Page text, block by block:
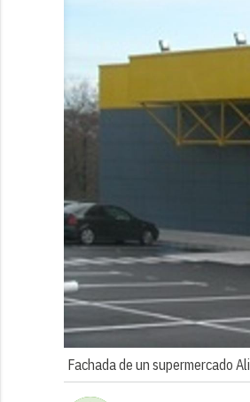
Fachada de un supermercado